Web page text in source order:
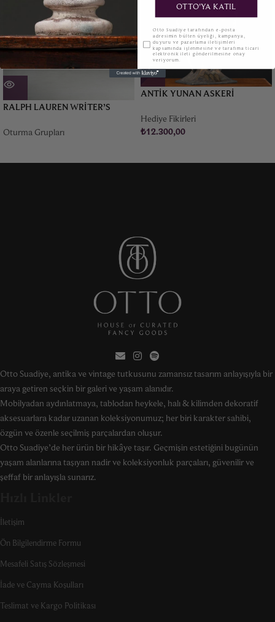
RALPH LAUREN WRITER’S
Oturma Grupları
ANTIK YUNAN ASKERI
Hediye Fikirleri
₺12.300,00
Otto Suadiye, antika ve vintage tutkusunu zamansız tasarım anlayışıyla bir
araya getiren seçkin bir galeri ve yaşam alanıdır.
Mobilyadan aydınlatmaya, tablodan heykele, halı & kilimden dekoratif
aksesuarlara kadar uzanan koleksiyonumuz; her biri karakter sahibi,
özgün ve özenle seçilmiş parçalardan oluşur.
Otto Suadiye’de her ürün bir hikâye taşır. Geçmişin estetiğini bugünün
yaşam alanlarına taşıyan nadir ve koleksiyonluk parçaları, güvenilir ve
şeffaf bir anlayışla sunarız.
İletişim
Ön Bilgilendirme Formu
Mesafeli Satış Sözleşmesi
İade ve Cayma Koşulları
Teslimat ve Kargo Politikası
OTTO'YA KATIL
KVKKOtto Suadiye tarafından e-posta
adresimin bülten üyeliği, kampanya,
duyuru ve pazarlama iletişimleri
kapsamında işlenmesine ve tarafıma ticari
elektronik ileti gönderilmesine onay
veriyorum.